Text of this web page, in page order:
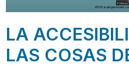
LA
LAS COSAS